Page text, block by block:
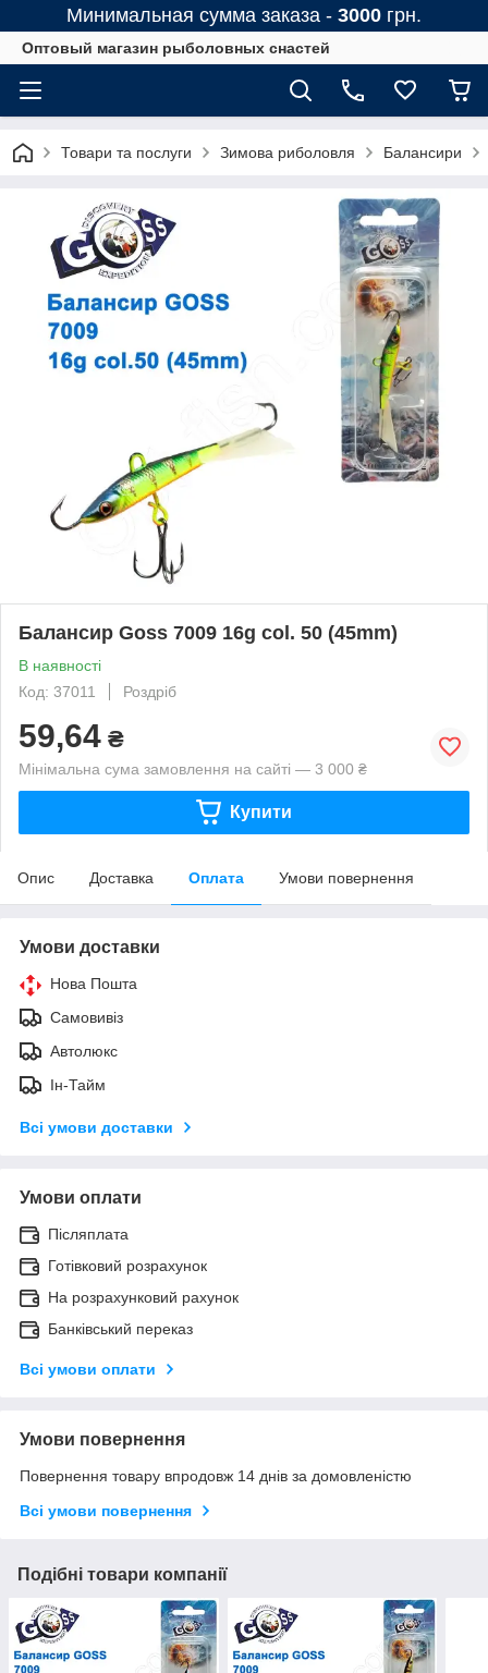
Минимальная сумма заказа - 3000 грн.
Оптовый магазин рыболовных снастей
Товари та послуги Зимова риболовля Балансири
Балансир Goss 7009 16g col. 50 (45mm)
В наявності
Код: 37011
Роздріб
59,64 ₴
Мінімальна сума замовлення на сайті — 3 000 ₴
Купити
Опис Доставка Оплата Умови повернення
Умови доставки
Нова Пошта
Самовивіз
Автолюкс
Ін-Тайм
Всі умови доставки
Умови оплати
Післяплата
Готівковий розрахунок
На розрахунковий рахунок
Банківський переказ
Всі умови оплати
Умови повернення
Повернення товару впродовж 14 днів за домовленістю
Всі умови повернення
Подібні товари компанії